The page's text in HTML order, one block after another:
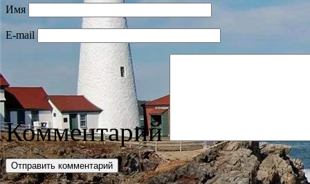
Имя
E-mail
Комментарий